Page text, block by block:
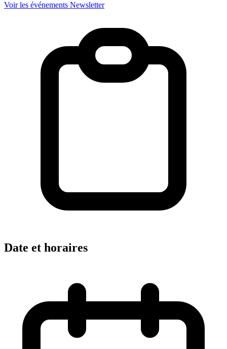
Voir les événements Newsletter
Date et horaires